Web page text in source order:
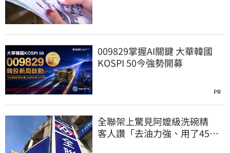
009829掌握AI關鍵 大華韓國
KOSPI 50今強勢開募
PR
全聯架上驚見阿嬤級洗碗精
客人讚「去油力強、用了45